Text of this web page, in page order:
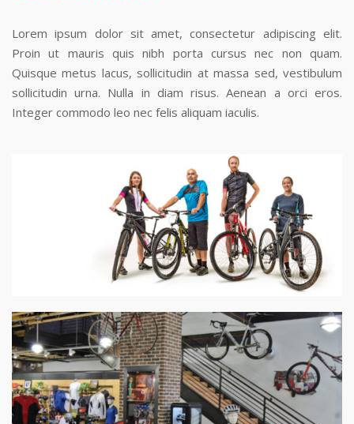
Lorem ipsum dolor sit amet, consectetur adipiscing elit.
Proin ut mauris quis nibh porta cursus nec non quam.
Quisque metus lacus, sollicitudin at massa sed, vestibulum
sollicitudin urna. Nulla in diam risus. Aenean a orci eros.
Integer commodo leo nec felis aliquam iaculis.